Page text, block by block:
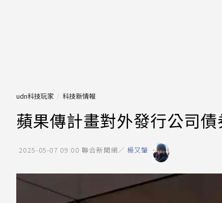
udn科技玩家 科技新情報
蘋果傳計畫對外發行公司
2025-05-07 09:00 聯合新聞網／ 楊又肇